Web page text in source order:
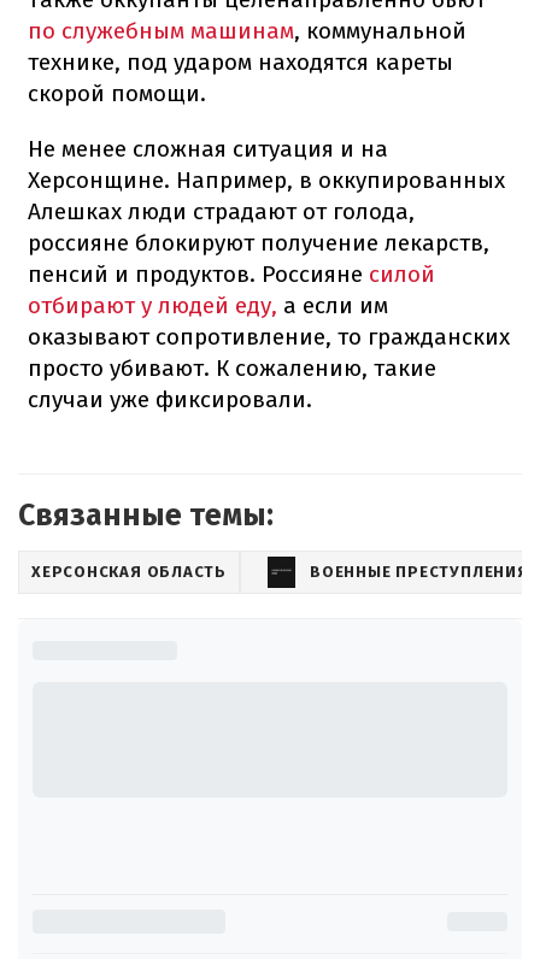
по служебным машинам, коммунальной
технике, под ударом находятся кареты
скорой помощи.
Не менее сложная ситуация и на
Херсонщине. Например, в оккупированных
Алешках люди страдают от голода,
россияне блокируют получение лекарств,
пенсий и продуктов. Россияне силой
отбирают у людей еду, а если им
оказывают сопротивление, то гражданских
просто убивают. К сожалению, такие
случаи уже фиксировали.
Связанные темы:
ХЕРСОНСКАЯ ОБЛАСТЬ ВОЕННЫЕ ПРЕСТУПЛЕНИЯ